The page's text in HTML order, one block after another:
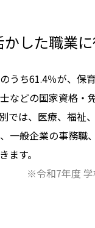
した職業に
うち61.4％が、保
などの国家資格・
では、医療、福祉
一般企業の事務職
ます。
※令和7年度